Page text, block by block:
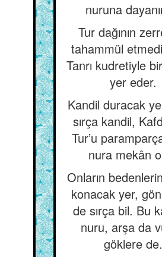
nuruna
Tur dağının
tahammül
Tanrı kudretiyle
yer eder.
Kandil duracak
sırça kandil,
Tur’u
nura mekân
Onların
konacak yer,
de sırça bil. Bu
nuru, arşa da
göklere de.